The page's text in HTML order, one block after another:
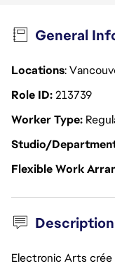
General
Locations:
Role ID213739
Worker Type
Studio/
Flexible Work
Electronic Arts